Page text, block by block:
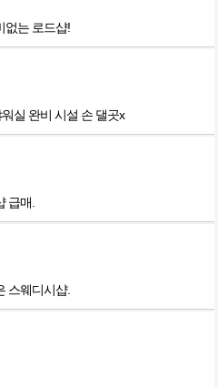
없는 로드샵!
실 완비 시설 손 댈곳x
급매.
스웨디시샵.